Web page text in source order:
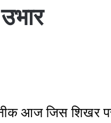
आज जिस शिखर